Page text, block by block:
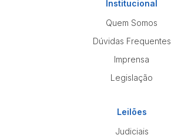
Institucional
Quem Somos
Dúvidas Frequentes
Imprensa
Legislação
Leilões
Judiciais